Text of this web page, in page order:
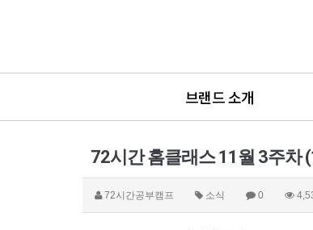
브랜드 소개
72시간 홈클래스 11월 3주차
72시간공부캠프 소식 0